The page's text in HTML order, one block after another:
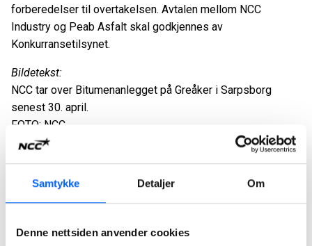
Samtykke Detaljer Om
Denne nettsiden anvender cookies
forberedelser til overtakelsen. Avtalen mellom NCC
Industry og Peab Asfalt skal godkjennes av
Konkurransetilsynet.
Bildetekst:
NCC tar over Bitumenanlegget på Greåker i Sarpsborg
senest 30. april.
FOTO: NCC
For ytterligere informasjon, kontakt:
t. 92 02 50 88 e. andre.waage@ncc.no
t. 95 13 06 93 e. tor.heimdahl@ncc.no